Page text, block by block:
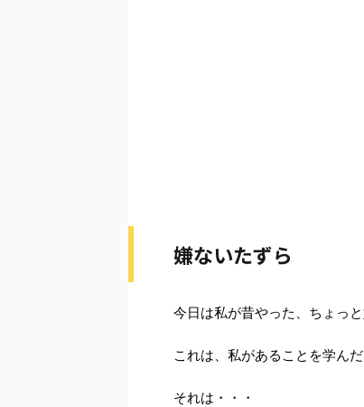
嫌ないたずら
今日は私が昔やった、ちょっ
これは、私があることを学ん
それは・・・